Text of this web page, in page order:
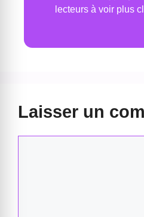
lecteurs à voir plus
Laisser un